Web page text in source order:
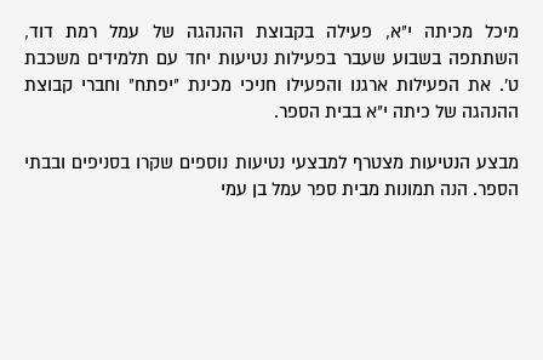
מיכל מכיתה י"א, פעילה בקבוצת ההנהגה של עמל רמת דוד,
השתתפה בשבוע שעבר בפעילות נטיעות יחד עם תלמידים משכבת
ט'. את הפעילות ארגנו והפעילו חניכי מכינת "יפתח" וחברי קבוצת
ההנהגה של כיתה י"א בבית הספר.
מבצע הנטיעות מצטרף למבצעי נטיעות נוספים שקרו בסניפים ובבתי
הספר. הנה תמונות מבית ספר עמל בן עמי